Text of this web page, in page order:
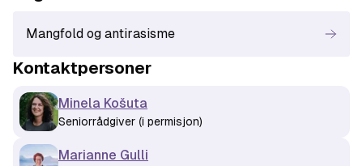
Mangfold og antirasisme
Kontaktpersoner
Minela Košuta
Seniorrådgiver (i permisjon)
Marianne Gulli